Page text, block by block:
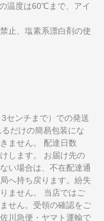
温度は60℃まで、アイ
止、塩素系漂白剤の使
センチまで）での発送
だけの簡易包装にな
ません。 配達日数
します。 お届け先の
い場合は、不在配達通
へ持ち戻ります。紛失
ません。 当店ではご
せん。受領の確認をご
川急便・ヤマト運輸で